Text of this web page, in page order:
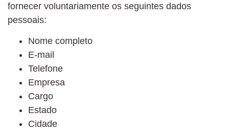
fornecer voluntariamente os seguintes dados
pessoais:
Nome completo
E-mail
Telefone
Empresa
Cargo
Estado
Cidade